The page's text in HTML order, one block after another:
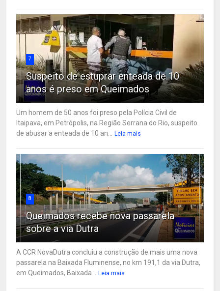
7
Suspeito de estuprar enteada de 10
anos é preso em Queimados
Um homem de 50 anos foi preso pela Polícia Civil de
Itaipava, em Petrópolis, na Região Serrana do Rio, suspeito
de abusar a enteada de 10 an...
Leia mais
8
Queimados recebe nova passarela
sobre a via Dutra
A CCR NovaDutra concluiu a construção de mais uma nova
passarela na Baixada Fluminense, no km 191,1 da via Dutra,
em Queimados, Baixada...
Leia mais